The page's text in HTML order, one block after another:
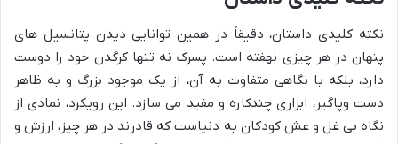
نکته کلیدی داستان، دقیقاً در همین توانایی دیدن پتانسیل های
پنهان در هر چیزی نهفته است. پسرک نه تنها کرگدن خود را دوست
دارد، بلکه با نگاهی متفاوت به آن، از یک موجود بزرگ و به ظاهر
دست وپاگیر، ابزاری چندکاره و مفید می سازد. این رویکرد، نمادی از
نگاه بی غل و غش کودکان به دنیاست که قادرند در هر چیز، ارزش و